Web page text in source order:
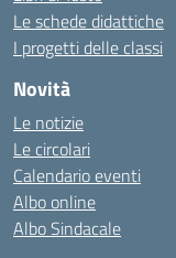
Le schede didattiche
I progetti delle classi
Novità
Le notizie
Le circolari
Calendario eventi
Albo online
Albo Sindacale